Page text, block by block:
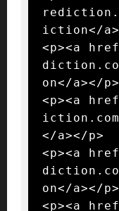
iction</
<p><a
on</a></p>
<p><a
</a></p>
<p><a
on</a></p>
<p><a